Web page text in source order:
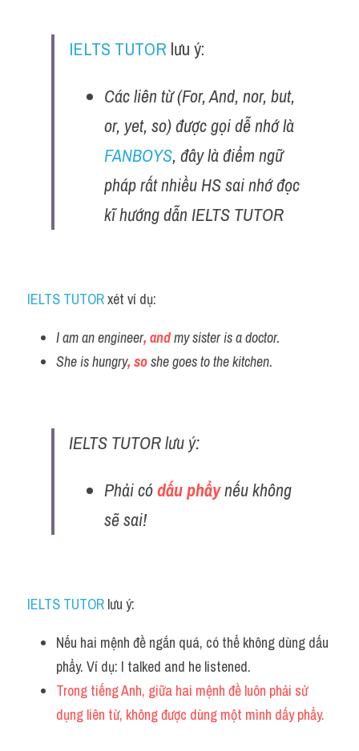
IELTS TUTOR lưu ý:
Các liên từ (For, And, nor, but,
FANBOYS, đây là điểm ngữ
pháp rất nhiều HS sai nhớ đọc
kĩ hướng dẫn IELTS TUTOR
IELTS TUTOR xét ví dụ:
I am an engineer, and my sister is a doctor.
She is hungry, so she goes to the kitchen.
IELTS TUTOR lưu ý:
Phải có dấu phẩy nếu không
sẽ sai!
IELTS TUTOR lưu ý:
Nếu hai mệnh đề ngắn quá, có thể không dùng dấu
phẩy. Ví dụ: I talked and he listened.
Trong tiếng Anh, giữa hai mệnh đề luôn phải sử
dụng liên từ, không được dùng một mình dấy phẩy.